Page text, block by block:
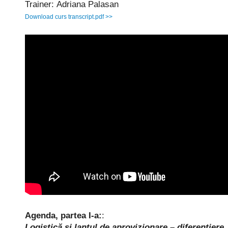
Trainer: Adriana Palasan
Download curs transcript.pdf >>
Agenda, partea I-a::